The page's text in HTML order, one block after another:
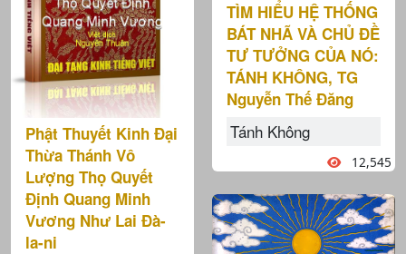
Phật Thuyết Kinh Đại
Thừa Thánh Vô
Lượng Thọ Quyết
Định Quang Minh
Vương Như Lai Đà-
la-ni
TÌM HIỂU HỆ THỐNG
BÁT NHÃ VÀ CHỦ ĐỀ
TƯ TƯỞNG CỦA NÓ:
TÁNH KHÔNG, TG
Nguyễn Thế Đăng
Tánh Không
12,545